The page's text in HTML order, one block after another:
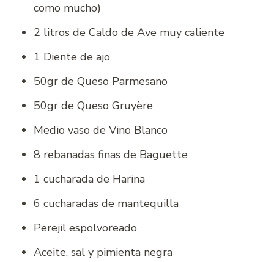
como mucho)
2 litros de Caldo de Ave muy caliente
1 Diente de ajo
50gr de Queso Parmesano
50gr de Queso Gruyère
Medio vaso de Vino Blanco
8 rebanadas finas de Baguette
1 cucharada de Harina
6 cucharadas de mantequilla
Perejil espolvoreado
Aceite, sal y pimienta negra